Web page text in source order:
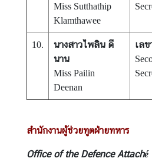
i
(
T
Miss Sutthathip
Klamthawee
10.
นางสาวไพลิน ดี
นาน
Miss Pailin
Deenan
เล
สำนักงานผู้ช่วยทูตฝ่ายทหาร
Office of the Defence Attaché